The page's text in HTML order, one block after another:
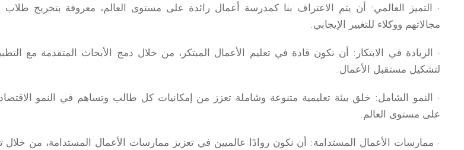
· التميز العالمي: أن يتم الاعتراف بنا كمدرسة أعمال رائدة على مستوى العالم، معروفة بتخريج
مجالاتهم ووكلاء للتغيير الإيجابي.
· الريادة في الابتكار: أن نكون قادة في تعليم الأعمال المبتكر، من خلال دمج الأبحاث المتقدمة مع
لتشكيل مستقبل الأعمال.
· النمو الشامل: خلق بيئة تعليمية متنوعة وشاملة تعزز من إمكانيات كل طالب وتساهم في النمو
على مستوى العالم.
· ممارسات الأعمال المستدامة: أن نكون روادًا عالميين في تعزيز ممارسات الأعمال المستدامة، من خلال